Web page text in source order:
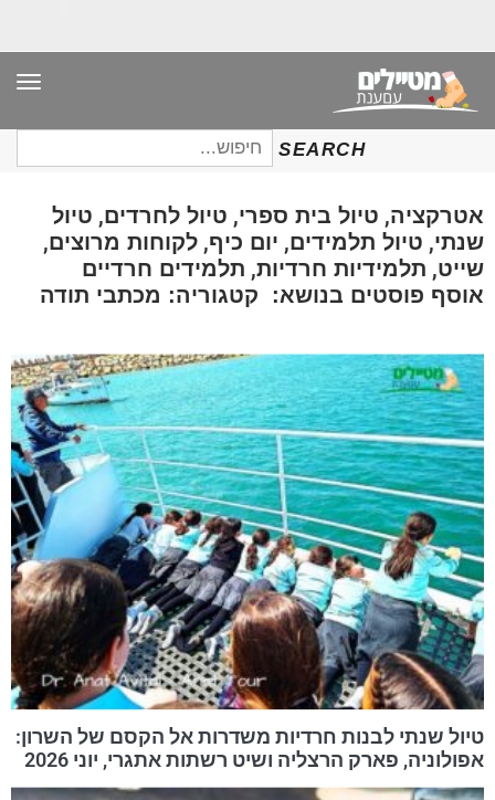
SEARCH
חיפוש
עבור:
אטרקציה, טיול בית ספרי, טיול לחרדים, טיול
שנתי, טיול תלמידים, יום כיף, לקוחות מרוצים,
שייט, תלמידיות חרדיות, תלמידים חרדיים
אוסף פוסטים בנושא: קטגוריה: מכתבי תודה
טיול שנתי לבנות חרדיות משדרות אל הקסם של השרון:
אפולוניה, פארק הרצליה ושיט רשתות אתגרי, יוני 2026